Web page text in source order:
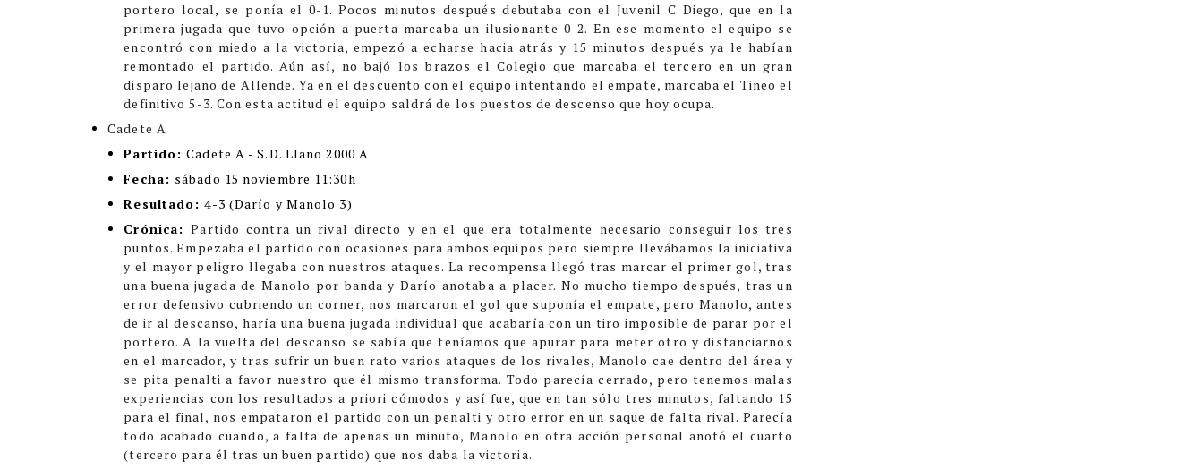
portero local, se ponía el 0-1. Pocos minutos después debutaba con el Juvenil C Diego, que en la
primera jugada que tuvo opción a puerta marcaba un ilusionante 0-2. En ese momento el equipo se
encontró con miedo a la victoria, empezó a echarse hacia atrás y 15 minutos después ya le habían
remontado el partido. Aún así, no bajó los brazos el Colegio que marcaba el tercero en un gran
disparo lejano de Allende. Ya en el descuento con el equipo intentando el empate, marcaba el Tineo el
definitivo 5-3. Con esta actitud el equipo saldrá de los puestos de descenso que hoy ocupa.
Cadete A
Partido:Cadete A - S.D. Llano 2000 A
Fecha: sábado 15 noviembre 11:30h
Resultado: 4-3 (Darío y Manolo 3)
Crónica:Partido contra un rival directo y en el que era totalmente necesario conseguir los tres
puntos. Empezaba el partido con ocasiones para ambos equipos pero siempre llevábamos la iniciativa
y el mayor peligro llegaba con nuestros ataques. La recompensa llegó tras marcar el primer gol, tras
una buena jugada de Manolo por banda y Darío anotaba a placer. No mucho tiempo después, tras un
error defensivo cubriendo un corner, nos marcaron el gol que suponía el empate, pero Manolo, antes
de ir al descanso, haría una buena jugada individual que acabaría con un tiro imposible de parar por el
portero. A la vuelta del descanso se sabía que teníamos que apurar para meter otro y distanciarnos
en el marcador, y tras sufrir un buen rato varios ataques de los rivales, Manolo cae dentro del área y
se pita penalti a favor nuestro que él mismo transforma. Todo parecía cerrado, pero tenemos malas
experiencias con los resultados a priori cómodos y así fue, que en tan sólo tres minutos, faltando 15
para el final, nos empataron el partido con un penalti y otro error en un saque de falta rival. Parecía
todo acabado cuando, a falta de apenas un minuto, Manolo en otra acción personal anotó el cuarto
(tercero para él tras un buen partido) que nos daba la victoria.